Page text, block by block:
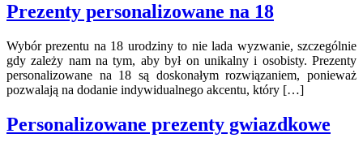
Prezenty personalizowane na 18
Wybór prezentu na 18 urodziny to nie lada wyzwanie, szczególnie
gdy zależy nam na tym, aby był on unikalny i osobisty. Prezenty
personalizowane na 18 są doskonałym rozwiązaniem, ponieważ
pozwalają na dodanie indywidualnego akcentu, który […]
Personalizowane prezenty gwiazdkowe